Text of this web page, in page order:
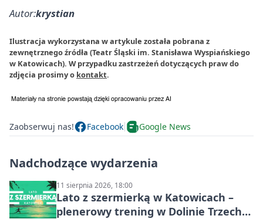
Autor:krystian
Ilustracja wykorzystana w artykule została pobrana z
zewnętrznego źródła (Teatr Śląski im. Stanisława Wyspiańskiego
w Katowicach). W przypadku zastrzeżeń dotyczących praw do
zdjęcia prosimy o kontakt.
Zaobserwuj nas! Facebook Google News
Nadchodzące wydarzenia
11 sierpnia 2026, 18:00
Lato z szermierką w Katowicach –
plenerowy trening w Dolinie Trzech